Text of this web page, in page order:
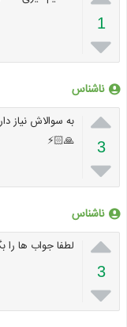
1

ناشناس

3

به سوالاش نیاز
🙏🏻⚡
ناشناس

3

لطفا جواب ها را